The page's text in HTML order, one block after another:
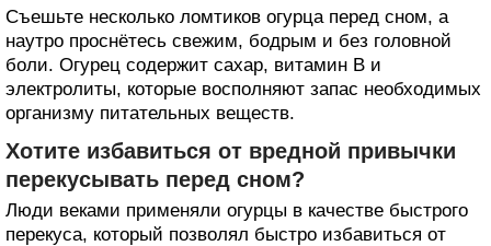
Съешьте несколько ломтиков огурца перед сном, а
наутро проснётесь свежим, бодрым и без головной
боли. Огурец содержит сахар, витамин В и
электролиты, которые восполняют запас необходимых
организму питательных веществ.
Хотите избавиться от вредной привычки
перекусывать перед сном?
Люди веками применяли огурцы в качестве быстрого
перекуса, который позволял быстро избавиться от